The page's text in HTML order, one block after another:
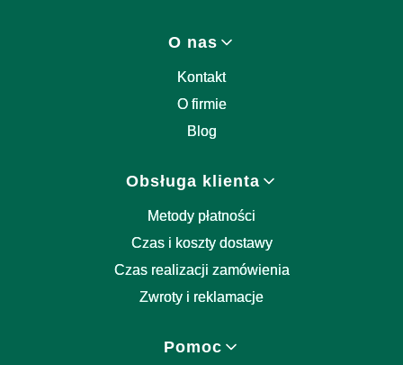
O nas
Kontakt
O firmie
Blog
Obsługa klienta
Metody płatności
Czas i koszty dostawy
Czas realizacji zamówienia
Zwroty i reklamacje
Pomoc